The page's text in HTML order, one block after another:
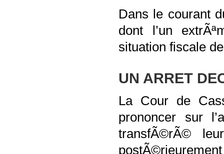
Dans le courant
dont l’un
situation fiscale
UN ARRET
La Cour de
prononcer sur
transfÃ©rÃ©